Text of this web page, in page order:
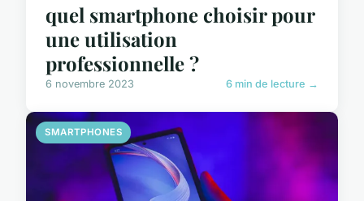
quel smartphone choisir pour
une utilisation
professionnelle ?
6 novembre 2023 6 min de lecture →
SMARTPHONES